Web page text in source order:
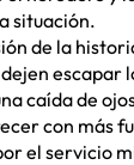
situación.
de la
escapar
caída de
con más
el servicio